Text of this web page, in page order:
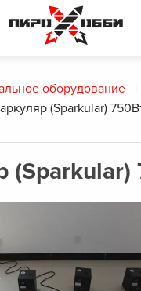
оборудование
(Sparkular)
(Sparkular)